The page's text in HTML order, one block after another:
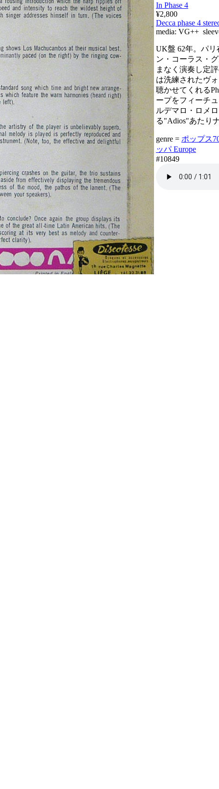
In Phase 4
¥2,800
Decca phase 4
media: VG++
UK盤 62年。パリ
ン・コーラス・
まなく演奏し定
は洗練されたヴ
聴かせてくれる
ープをフィーチ
ルデマロ・ロメ
る"Adios"あたり
genre = ポップス
ッパ Europe
#10849